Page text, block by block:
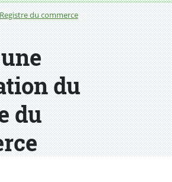
Registre du commerce
du registre du commerce
du
du